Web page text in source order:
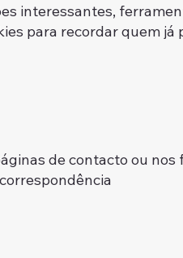
interessantes,
para recordar quem
páginas.
de contacto ou